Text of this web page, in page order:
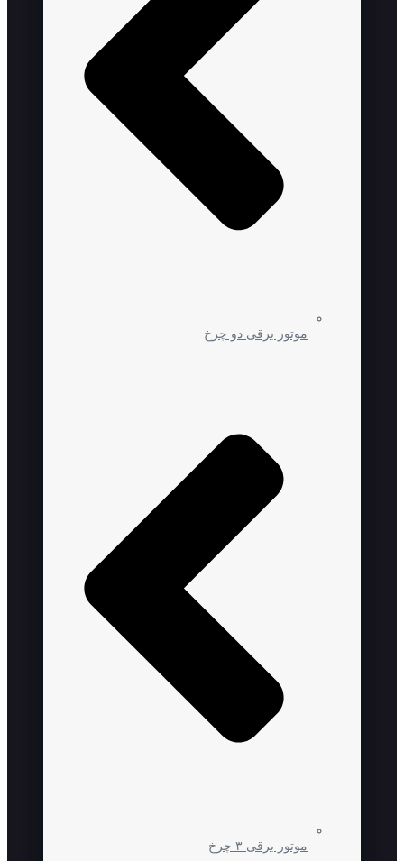
موتور برقی دو چرخ
موتور برقی ۳ چرخ